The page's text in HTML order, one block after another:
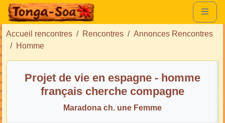
Accueil rencontres Rencontres
Annonces Rencontres
Homme
Projet de vie en espagne - homme
français cherche compagne
Maradona ch. une Femme